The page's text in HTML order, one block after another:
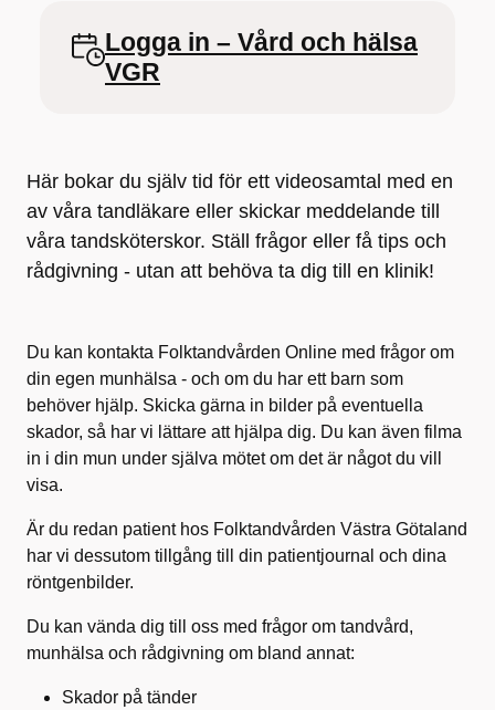
Logga in – Vård och hälsa
VGR
Här bokar du själv tid för ett videosamtal med en
av våra tandläkare eller skickar meddelande till
våra tandsköterskor. Ställ frågor eller få tips och
rådgivning - utan att behöva ta dig till en klinik!
Du kan kontakta Folktandvården Online med frågor om
din egen munhälsa - och om du har ett barn som
behöver hjälp. Skicka gärna in bilder på eventuella
skador, så har vi lättare att hjälpa dig. Du kan även filma
in i din mun under själva mötet om det är något du vill
visa.
Är du redan patient hos Folktandvården Västra Götaland
har vi dessutom tillgång till din patientjournal och dina
röntgenbilder.
Du kan vända dig till oss med frågor om tandvård,
munhälsa och rådgivning om bland annat:
Skador på tänder